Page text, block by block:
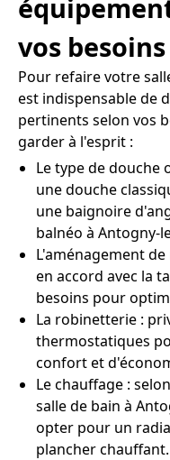
vos besoins
Pour refaire votre
est indispensable de
pertinents selon vos
garder à l'esprit :
Le type de douche
une douche
une baignoire
balnéo à Antogny-
L'aménagement
en accord avec la
besoins pour
La robinetterie :
thermostatiques
confort et
Le chauffage :
salle de bain à
opter pour un
plancher chauffant.